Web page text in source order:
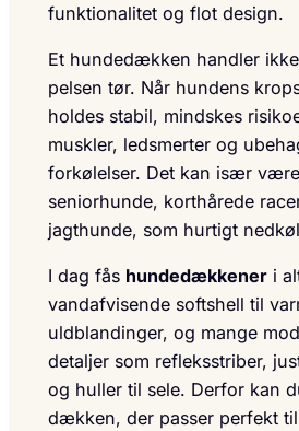
funktionalitet og flot design.
Et hundedækken handler
pelsen tør. Når hundens
holdes stabil, mindskes
muskler, ledsmerter og
forkølelser. Det kan især
seniorhunde, korthårede
jagthunde, som hurtigt
I dag fås hundedækkener i
vandafvisende softshell til
uldblandinger, og mange
detaljer som refleksstriber,
og huller til sele. Derfor kan
dækken, der passer perfekt